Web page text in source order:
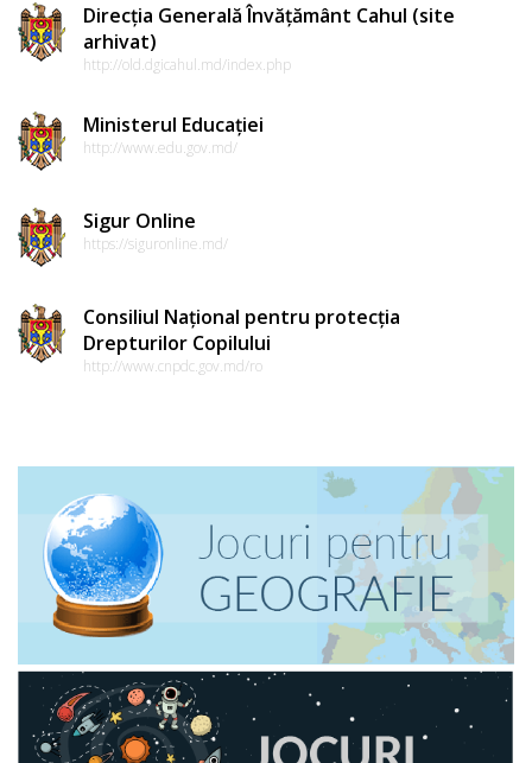
Direcția Generală Învățământ Cahul (site
arhivat)
http://old.dgicahul.md/index.php
Ministerul Educației
http://www.edu.gov.md/
Sigur Online
https://siguronline.md/
Consiliul Național pentru protecția
Drepturilor Copilului
http://www.cnpdc.gov.md/ro